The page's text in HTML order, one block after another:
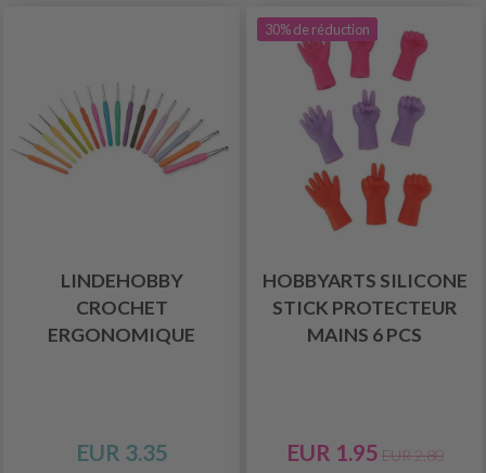
LINDEHOBBY
CROCHET
ERGONOMIQUE
EUR 3.35
30% de réduction
HOBBYARTS SILICONE
STICK PROTECTEUR
MAINS 6 PCS
EUR 1.95 EUR 2.80